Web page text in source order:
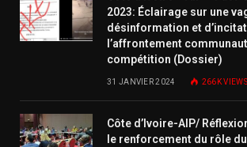
2023: Éclairage sur une
désinformation et
l’affrontement
compétition (Dossier)
31 JANVIER 2024 266KVIEWS
Côte d’Ivoire-AIP/
le renforcement du rôle